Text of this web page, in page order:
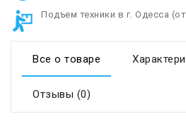
Подъем техники в г. Одесса
Все о товаре
Отзывы (0)